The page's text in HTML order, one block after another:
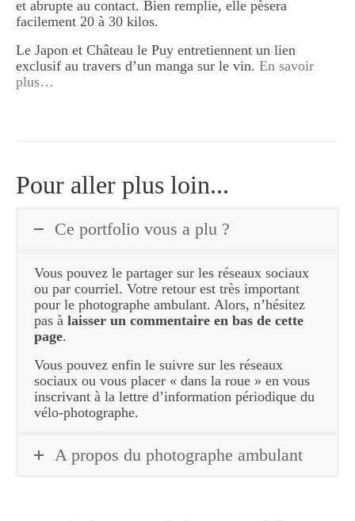
et abrupte au contact. Bien remplie, elle pèsera
facilement 20 à 30 kilos.
Le Japon et Château le Puy entretiennent un lien
exclusif au travers d’un manga sur le vin. En savoir
plus…
Pour aller plus loin...
Ce portfolio vous a plu ?
Vous pouvez le partager sur les réseaux sociaux
ou par courriel. Votre retour est très important
pour le photographe ambulant. Alors, n’hésitez
pas à laisser un commentaire en bas de cette
page.
Vous pouvez enfin le suivre sur les réseaux
sociaux ou vous placer « dans la roue » en vous
inscrivant à la lettre d’information périodique du
vélo-photographe.
A propos du photographe ambulant